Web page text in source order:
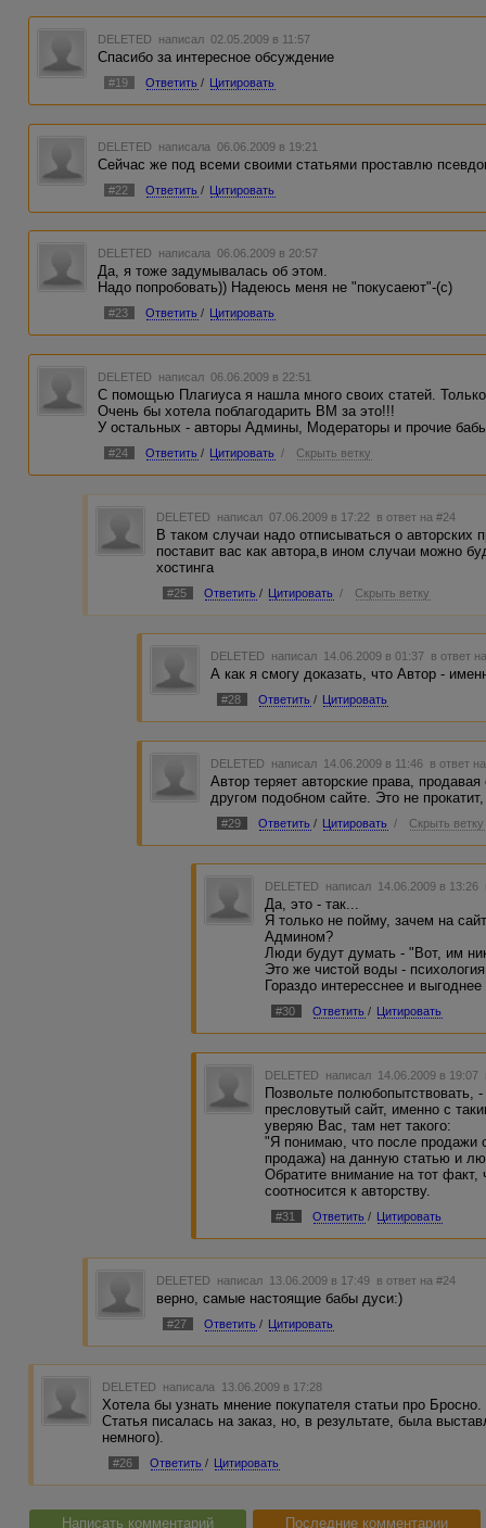
DELETED написал 02.05.2009 в 11:57
Спасибо за интересное обсуждение
#19 Ответить / Цитировать
DELETED написала 06.06.2009 в 19:21
Сейчас же под всеми своими статьями проставлю
#22 Ответить / Цитировать
DELETED написала 06.06.2009 в 20:57
Да, я тоже задумывалась об этом.
Надо попробовать)) Надеюсь меня не "покусаеют"-(с)
#23 Ответить / Цитировать
DELETED написал 06.06.2009 в 22:51
С помощью Плагиуса я нашла много своих статей.
Очень бы хотела поблагодарить ВМ за это!!!
У остальных - авторы Админы, Модераторы и прочие
#24 Ответить / Цитировать / Скрыть ветку
DELETED написал 07.06.2009 в 17:22 в ответ на #24
В таком случаи надо отписываться о авторских
поставит вас как автора,в ином случаи можно
хостинга
#25 Ответить / Цитировать / Скрыть ветку
DELETED написал 14.06.2009 в 01:37 в ответ
А как я смогу доказать, что Автор -
#28 Ответить / Цитировать
DELETED написал 14.06.2009 в 11:46 в ответ
Автор теряет авторские права,
другом подобном сайте. Это не
#29 Ответить / Цитировать / Скрыть ветку
DELETED написал 14.06.2009 в 13:26
Да, это - так...
Я только не пойму, зачем на
Админом?
Люди будут думать - "Вот, им
Это же чистой воды -
Гораздо интересснее и
#30 Ответить / Цитировать
DELETED написал 14.06.2009 в 19:07
Позвольте полюбопытствовать,
пресловутый сайт, именно с
уверяю Вас, там нет такого:
"Я понимаю, что после продажи
продажа) на данную статью и
Обратите внимание на тот факт,
соотносится к авторству.
#31 Ответить / Цитировать
DELETED написал 13.06.2009 в 17:49 в ответ на #24
верно, самые настоящие бабы дуси:)
#27 Ответить / Цитировать
DELETED написала 13.06.2009 в 17:28
Хотела бы узнать мнение покупателя статьи про
Статья писалась на заказ, но, в результате, была
немного).
#26 Ответить / Цитировать
Написать комментарий Последние комментарии